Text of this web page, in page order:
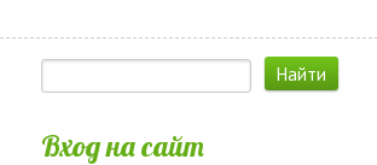
Вход на сайт